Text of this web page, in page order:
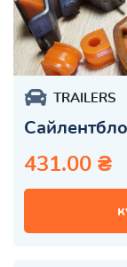
TRAILERS
431.00 ₴